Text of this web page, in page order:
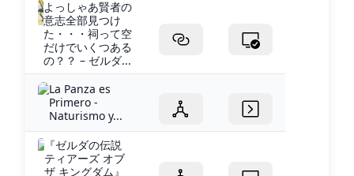
よっしゃあ賢者の
意志全部見つけ
た・・・祠って空
だけでいくつある
の？？ – ゼルダ...
La Panza es
Primero -
Naturismo y...
『ゼルダの伝説
ティアーズ オブ
ザ キングダム』